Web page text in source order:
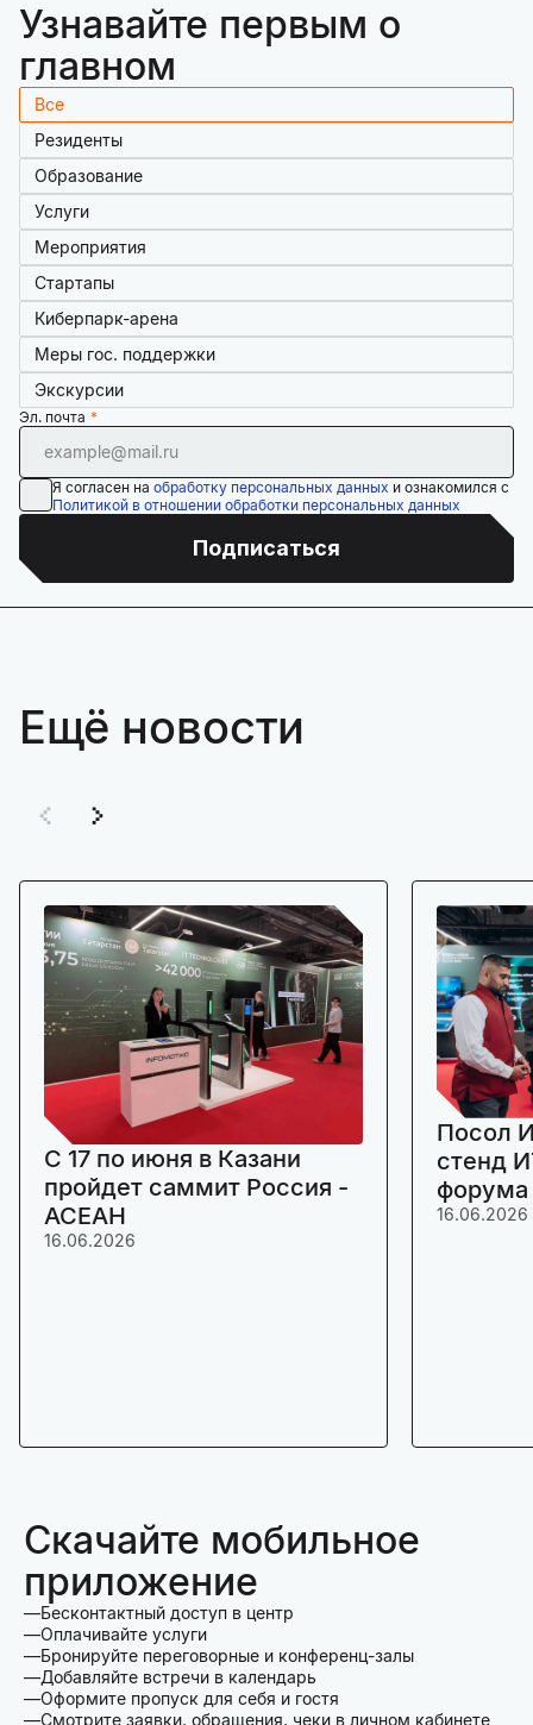
Узнавайте первым о
главном
Все
Резиденты
Образование
Услуги
Мероприятия
Стартапы
Киберпарк-арена
Меры гос. поддержки
Экскурсии
Эл. почта
Я согласен на обработку персональных данных и ознакомился с
Политикой в отношении обработки персональных данных
Подписаться
Ещё новости
C 17 по июня в Казани
пройдет саммит Россия -
АСЕАН
16.06.2026
Посол
стенд
16.06.2026
Скачайте мобильное
приложение
Бесконтактный доступ в центр
Оплачивайте услуги
Бронируйте переговорные и конференц-залы
Добавляйте встречи в календарь
Оформите пропуск для себя и гостя
Смотрите заявки, обращения, чеки в личном кабинете